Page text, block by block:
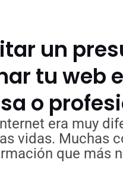
un
tu web
o
era muy
vidas. Muchas
que más